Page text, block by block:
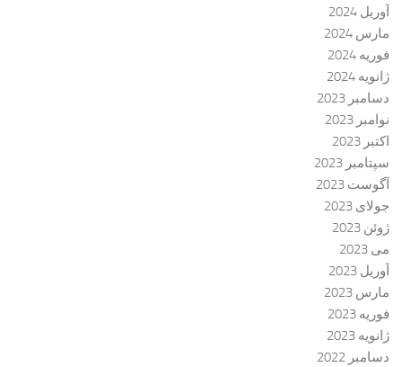
آوریل 2024
مارس 2024
فوریه 2024
ژانویه 2024
دسامبر 2023
نوامبر 2023
اکتبر 2023
سپتامبر 2023
آگوست 2023
جولای 2023
ژوئن 2023
می 2023
آوریل 2023
مارس 2023
فوریه 2023
ژانویه 2023
دسامبر 2022